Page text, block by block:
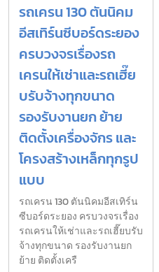
รถเครน 130 ตันนิคม
อีสเทิร์นซีบอร์ดระยอง
ครบวงจรเรื่องรถ
เครนให้เช่าและรถเฮี๊ย
บรับจ้างทุกขนาด
รองรับงานยก ย้าย
ติดตั้งเครื่องจักร และ
โครงสร้างเหล็กทุกรูป
แบบ
รถเครน 130 ตันนิคมอีสเทิร์น
ซีบอร์ดระยอง ครบวงจรเรื่อง
รถเครนให้เช่าและรถเฮี๊ยบรับ
จ้างทุกขนาด รองรับงานยก
ย้าย ติดตั้งเครื